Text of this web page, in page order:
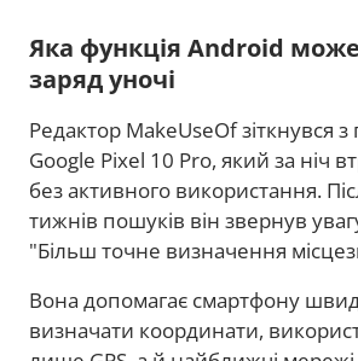
Яка функція Android
заряд уночі
Редактор MakeUseOf зіткнувся
Google Pixel 10 Pro, який за ніч
без активного використання.
тижнів пошуків він звернув
"Більш точне визначення
Вона допомагає смартфону
визначати координати,